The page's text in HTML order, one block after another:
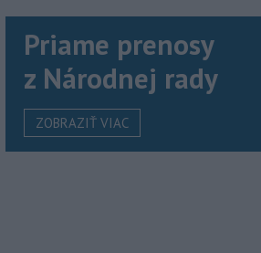
Priame prenosy
z Národnej rady
ZOBRAZIŤ VIAC